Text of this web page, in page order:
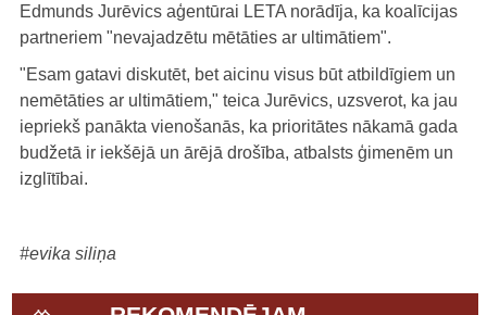
Edmunds Jurēvics aģentūrai LETA norādīja, ka koalīcijas
partneriem "nevajadzētu mētāties ar ultimātiem".
"Esam gatavi diskutēt, bet aicinu visus būt atbildīgiem un
nemētāties ar ultimātiem," teica Jurēvics, uzsverot, ka jau
iepriekš panākta vienošanās, ka prioritātes nākamā gada
budžetā ir iekšējā un ārējā drošība, atbalsts ģimenēm un
izglītībai.
#evika siliņa